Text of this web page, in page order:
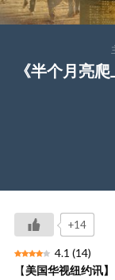
《半个月亮
+14
4.1 (14)
【美国华视纽约讯